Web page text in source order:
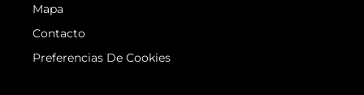
Mapa
Contacto
Preferencias De Cookies